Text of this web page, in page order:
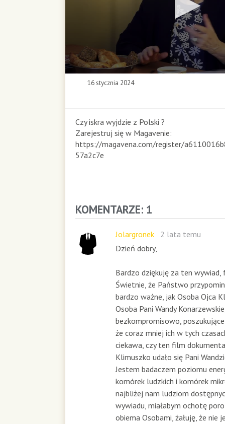
16 stycznia 2024
Czy iskra wyjdzie z Polski ?
Zarejestruj się w Magavenie:
https://magavena.com/register/
57a2c7e
KOMENTARZE: 1
Jolargronek
2 lata temu
Dzień dobry,
Bardzo dziękuję za ten
Świetnie, że Państwo
bardzo ważne, jak Osoba Ojca
Osoba Pani Wandy
bezkompromisowo,
że coraz mniej ich w tych
ciekawa, czy ten film
Klimuszko udało się Pani
Jestem badaczem poziomu
komórek ludzkich i komórek
najbliżej nam ludziom
wywiadu, miałabym ochotę
obiema Osobami, żałuję, że nie